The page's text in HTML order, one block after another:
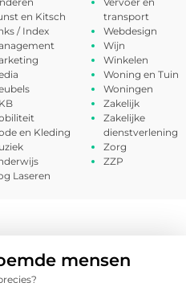
en Kitsch
/ Index
en Kleding
Laseren
transport
Webdesign
Wijn
Winkelen
Woning en Tuin
Woningen
Zakelijk
Zakelijke
dienstverlening
Zorg
ZZP
mensen